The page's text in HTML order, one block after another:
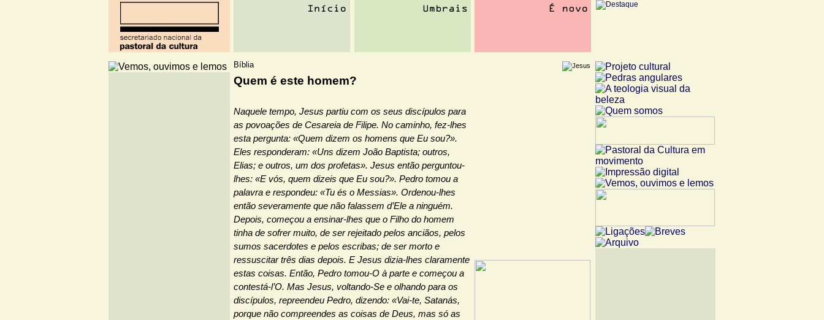
Bíblia
Quem é este homem?
Naquele tempo, Jesus partiu com os seus discípulos para
as povoações de Cesareia de Filipe. No caminho, fez-lhes
esta pergunta: «Quem dizem os homens que Eu sou?».
Eles responderam: «Uns dizem João Baptista; outros,
Elias; e outros, um dos profetas». Jesus então perguntou-
lhes: «E vós, quem dizeis que Eu sou?». Pedro tomou a
palavra e respondeu: «Tu és o Messias». Ordenou-lhes
então severamente que não falassem d’Ele a ninguém.
Depois, começou a ensinar-lhes que o Filho do homem
tinha de sofrer muito, de ser rejeitado pelos anciãos, pelos
sumos sacerdotes e pelos escribas; de ser morto e
ressuscitar três dias depois. E Jesus dizia-lhes claramente
estas coisas. Então, Pedro tomou-O à parte e começou a
contestá-l’O. Mas Jesus, voltando-Se e olhando para os
discípulos, repreendeu Pedro, dizendo: «Vai-te, Satanás,
porque não compreendes as coisas de Deus, mas só as